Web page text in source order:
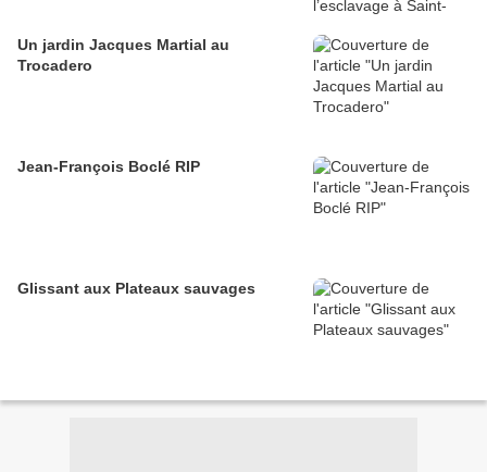
Un jardin Jacques Martial au
Trocadero
Jean-François Boclé RIP
Glissant aux Plateaux sauvages